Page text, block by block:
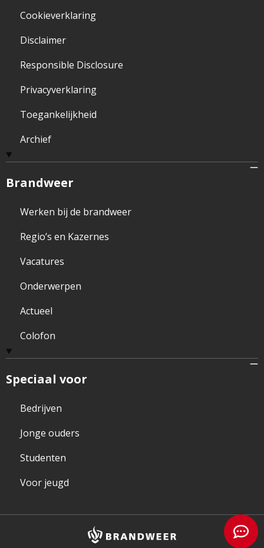
Cookieverklaring
Disclaimer
Responsible Disclosure
Privacyverklaring
Toegankelijkheid
Archief
Brandweer
Werken bij de brandweer
Regio’s en Kazernes
Vacatures
Onderwerpen
Actueel
Colofon
Speciaal voor
Bedrijven
Jonge ouders
Studenten
Voor jeugd
Brandweer